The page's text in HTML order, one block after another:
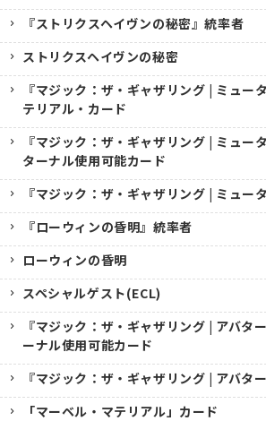
『ストリクスヘイヴンの秘密』統率者
ストリクスヘイヴンの秘密
『マジック：ザ・ギャザリング | ミュー
テリアル・カード
『マジック：ザ・ギャザリング | ミュー
ターナル使用可能カード
『マジック：ザ・ギャザリング | ミュー
『ローウィンの昏明』統率者
ローウィンの昏明
スペシャルゲスト(ECL)
『マジック：ザ・ギャザリング | アバタ
ーナル使用可能カード
『マジック：ザ・ギャザリング | アバタ
「マーベル・マテリアル」カード